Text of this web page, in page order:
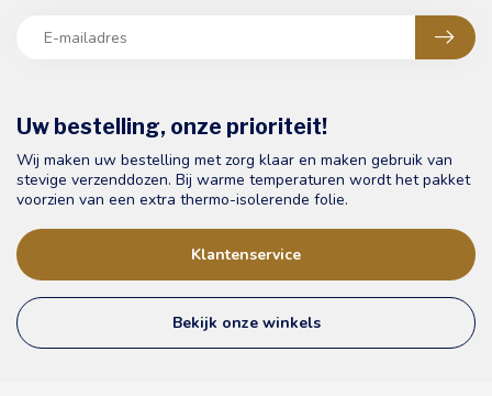
Uw bestelling, onze prioriteit!
Wij maken uw bestelling met zorg klaar en maken gebruik van
stevige verzenddozen. Bij warme temperaturen wordt het pakket
voorzien van een extra thermo-isolerende folie.
Klantenservice
Bekijk onze winkels